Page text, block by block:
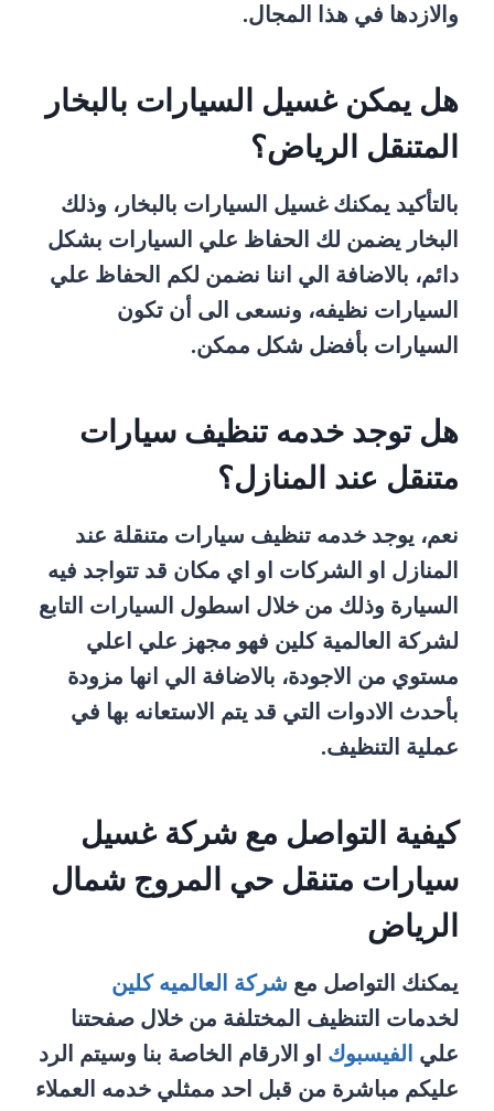
والازدها في هذا المجال.
هل يمكن غسيل السيارات بالبخار
المتنقل الرياض؟
بالتأكيد يمكنك غسيل السيارات بالبخار، وذلك
البخار يضمن لك الحفاظ علي السيارات بشكل
دائم، بالاضافة الي اننا نضمن لكم الحفاظ علي
السيارات نظيفه، ونسعى الى أن تكون
السيارات بأفضل شكل ممكن.
هل توجد خدمه تنظيف سيارات
متنقل عند المنازل؟
نعم، يوجد خدمه تنظيف سيارات متنقلة عند
المنازل او الشركات او اي مكان قد تتواجد فيه
السيارة وذلك من خلال اسطول السيارات التابع
لشركة العالمية كلين فهو مجهز علي اعلي
مستوي من الاجودة، بالاضافة الي انها مزودة
بأحدث الادوات التي قد يتم الاستعانه بها في
عملية التنظيف.
كيفية التواصل مع شركة غسيل
سيارات متنقل حي المروج شمال
الرياض
يمكنك التواصل مع شركة العالميه كلين
لخدمات التنظيف المختلفة من خلال صفحتنا
علي الفيسبوك او الارقام الخاصة بنا وسيتم الرد
عليكم مباشرة من قبل احد ممثلي خدمه العملاء